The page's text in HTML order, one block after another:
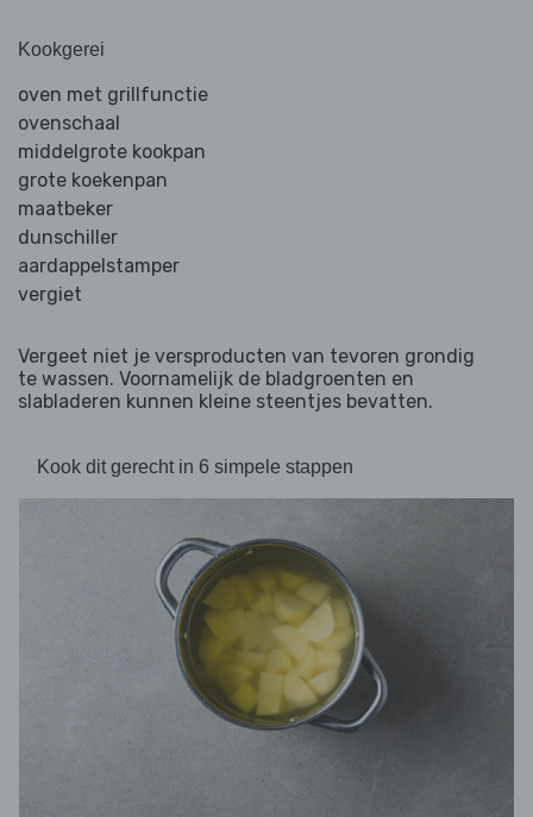
Kookgerei
oven met grillfunctie
ovenschaal
middelgrote kookpan
grote koekenpan
maatbeker
dunschiller
aardappelstamper
vergiet
Vergeet niet je versproducten van tevoren grondig
te wassen. Voornamelijk de bladgroenten en
slabladeren kunnen kleine steentjes bevatten.
Kook dit gerecht in 6 simpele stappen